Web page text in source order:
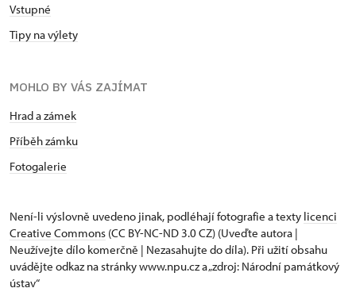
Vstupné
Tipy na výlety
MOHLO BY VÁS ZAJÍMAT
Hrad a zámek
Příběh zámku
Fotogalerie
Není-li výslovně uvedeno jinak, podléhají fotografie a texty licenci
Creative Commons (CC BY-NC-ND 3.0 CZ) (Uveďte autora |
Neužívejte dílo komerčně | Nezasahujte do díla). Při užití obsahu
uvádějte odkaz na stránky www.npu.cz a „zdroj: Národní památkový
ústav“